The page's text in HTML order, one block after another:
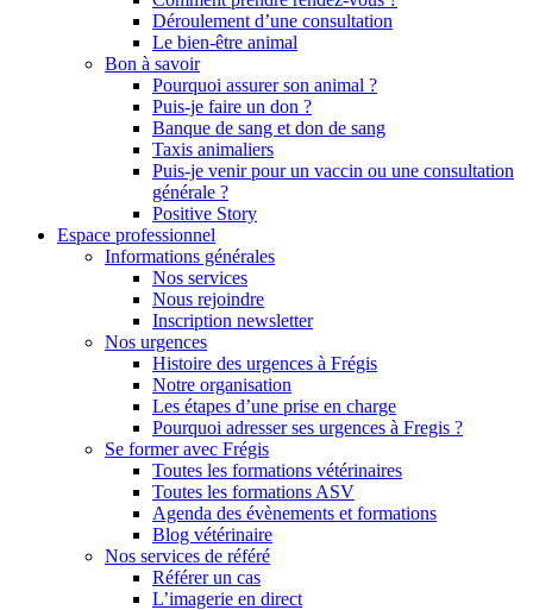
Déroulement d’une consultation
Le bien-être animal
Bon à savoir
Pourquoi assurer son animal ?
Puis-je faire un don ?
Banque de sang et don de sang
Taxis animaliers
Puis-je venir pour un vaccin ou une consultation
générale ?
Positive Story
Espace professionnel
Informations générales
Nos services
Nous rejoindre
Inscription newsletter
Nos urgences
Histoire des urgences à Frégis
Notre organisation
Les étapes d’une prise en charge
Pourquoi adresser ses urgences à Fregis ?
Se former avec Frégis
Toutes les formations vétérinaires
Toutes les formations ASV
Agenda des évènements et formations
Blog vétérinaire
Nos services de référé
Référer un cas
L’imagerie en direct